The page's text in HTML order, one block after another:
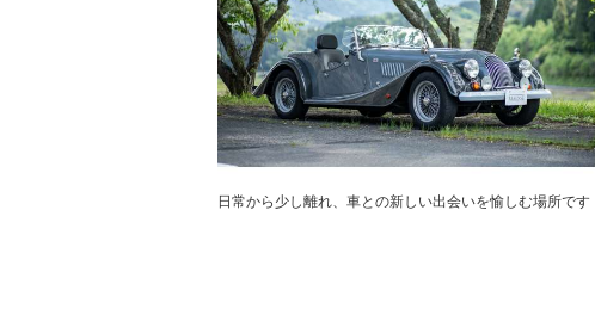
日常から少し離れ、車との新しい出会いを愉しむ場所です